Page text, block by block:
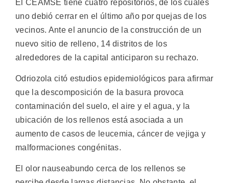
El CEAMSE tiene cuatro repositorios, de los cuales
uno debió cerrar en el último año por quejas de los
vecinos. Ante el anuncio de la construcción de un
nuevo sitio de relleno, 14 distritos de los
alrededores de la capital anticiparon su rechazo.
Odriozola citó estudios epidemiológicos para afirmar
que la descomposición de la basura provoca
contaminación del suelo, el aire y el agua, y la
ubicación de los rellenos está asociada a un
aumento de casos de leucemia, cáncer de vejiga y
malformaciones congénitas.
El olor nauseabundo cerca de los rellenos se